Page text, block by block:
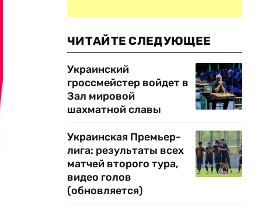
ЧИТАЙТЕ СЛЕДУЮЩЕЕ
Украинский
гроссмейстер войдет в
Зал мировой
шахматной славы
Украинская Премьер-
лига: результаты всех
матчей второго тура,
видео голов
(обновляется)